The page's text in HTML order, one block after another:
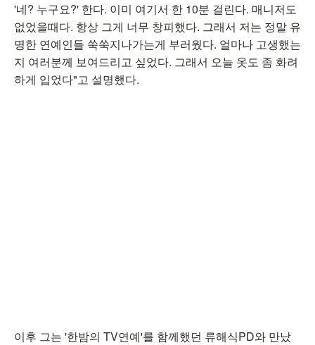
'네? 누구요?' 한다. 이미 여기서 한 10분 걸린다. 매니저도
없었을때다. 항상 그게 너무 창피했다. 그래서 저는 정말 유
명한 연예인들 쑥쑥지나가는게 부러웠다. 얼마나 고생했는
지 여러분께 보여드리고 싶었다. 그래서 오늘 옷도 좀 화려
하게 입었다"고 설명했다.
이후 그는 '한밤의 TV연예'를 함께했던 류해식PD와 만났